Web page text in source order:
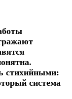
стихийными:
система